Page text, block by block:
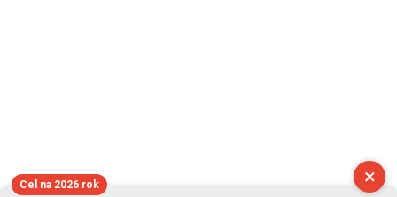
×
Cel na 2026 rok